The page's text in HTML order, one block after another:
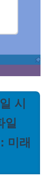
시
일
미래